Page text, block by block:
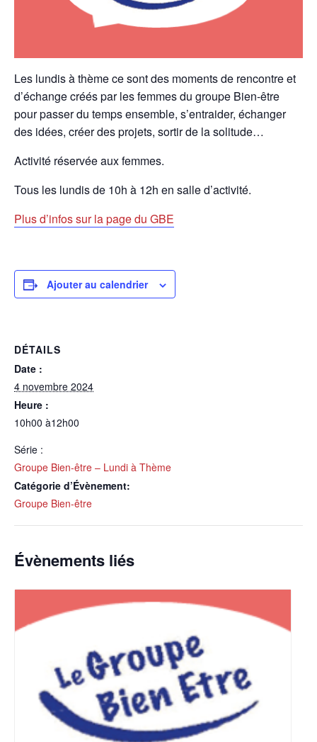
Les lundis à thème ce sont des moments de rencontre et
d’échange créés par les femmes du groupe Bien-être
pour passer du temps ensemble, s’entraider, échanger
des idées, créer des projets, sortir de la solitude…
Activité réservée aux femmes.
Tous les lundis de 10h à 12h en salle d’activité.
Plus d’infos sur la page du GBE
Ajouter au calendrier
DÉTAILS
Date :
4 novembre 2024
Heure :
10h00 à12h00
Série :
Groupe Bien-être – Lundi à Thème
Catégorie d’Évènement:
Groupe Bien-être
Évènements liés